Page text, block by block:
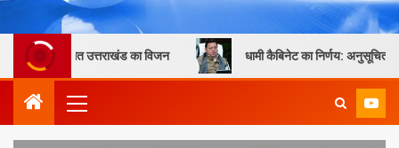
का विजन धामी कैबिनेट का निर्णय: अनुसूचित जाति एवं जनजाति